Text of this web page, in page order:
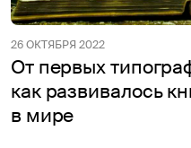
26 ОКТЯБРЯ 2022
От первых
как развивалось
в мире